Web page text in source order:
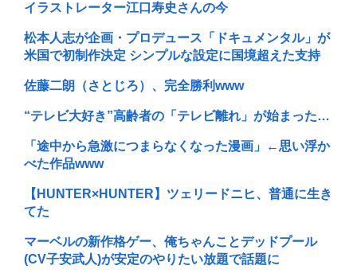
イラストレーター江口寿史さんの今
松本人志が企画・プロデュース「ドキュメンタル」が
米国で初制作決定 シンプルな設定に国境超えた支持
佐藤二朗（さとじろ）、完全勝利www
“テレビ大好き”高齢者の「テレビ離れ」が始まった…
「途中から急激につまらなくなった漫画」←思い浮か
べた作品www
【HUNTER×HUNTER】ツェリードニヒ、普通に生き
てた
マーベルの新作格ゲー、俺ちゃんことデッドプール
(CV子安武人)が安定のやりたい放題で話題に